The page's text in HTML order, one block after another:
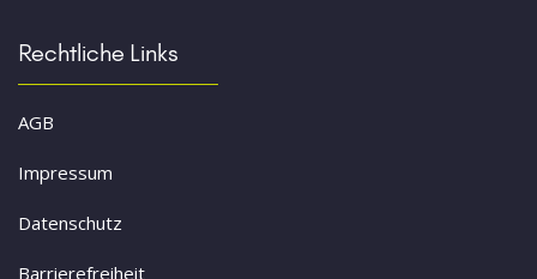
Rechtliche Links
AGB
Impressum
Datenschutz
Barrierefreiheit